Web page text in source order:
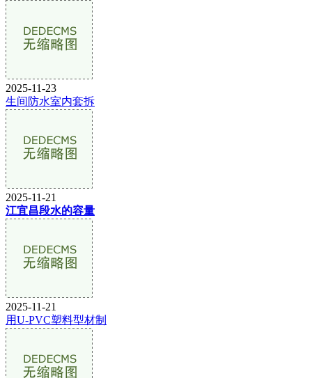
2025-11-23
生间防水室内套拆
2025-11-21
江宜昌段水的容量
2025-11-21
用U-PVC塑料型材制